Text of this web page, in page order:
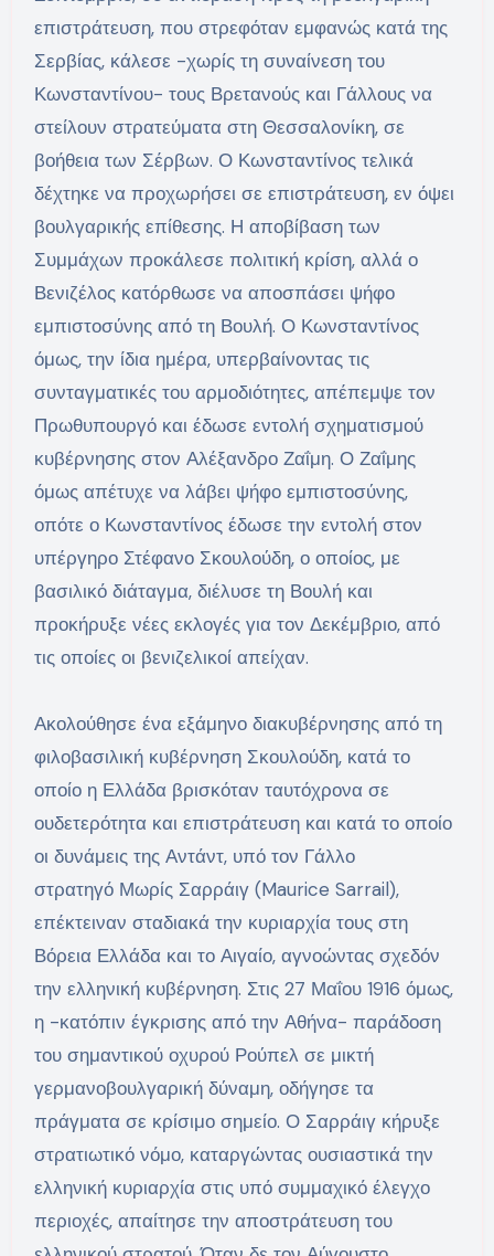
επιστράτευση, που στρεφόταν εμφανώς κατά της
Σερβίας, κάλεσε -χωρίς τη συναίνεση του
Κωνσταντίνου- τους Βρετανούς και Γάλλους να
στείλουν στρατεύματα στη Θεσσαλονίκη, σε
βοήθεια των Σέρβων. Ο Κωνσταντίνος τελικά
δέχτηκε να προχωρήσει σε επιστράτευση, εν όψει
βουλγαρικής επίθεσης. Η αποβίβαση των
Συμμάχων προκάλεσε πολιτική κρίση, αλλά ο
Βενιζέλος κατόρθωσε να αποσπάσει ψήφο
εμπιστοσύνης από τη Βουλή. Ο Κωνσταντίνος
όμως, την ίδια ημέρα, υπερβαίνοντας τις
συνταγματικές του αρμοδιότητες, απέπεμψε τον
Πρωθυπουργό και έδωσε εντολή σχηματισμού
κυβέρνησης στον Αλέξανδρο Ζαΐμη. Ο Ζαΐμης
όμως απέτυχε να λάβει ψήφο εμπιστοσύνης,
οπότε ο Κωνσταντίνος έδωσε την εντολή στον
υπέργηρο Στέφανο Σκουλούδη, ο οποίος, με
βασιλικό διάταγμα, διέλυσε τη Βουλή και
προκήρυξε νέες εκλογές για τον Δεκέμβριο, από
τις οποίες οι βενιζελικοί απείχαν.
Ακολούθησε ένα εξάμηνο διακυβέρνησης από τη
φιλοβασιλική κυβέρνηση Σκουλούδη, κατά το
οποίο η Ελλάδα βρισκόταν ταυτόχρονα σε
ουδετερότητα και επιστράτευση και κατά το οποίο
οι δυνάμεις της Αντάντ, υπό τον Γάλλο
στρατηγό Μωρίς Σαρράιγ (Maurice Sarrail),
επέκτειναν σταδιακά την κυριαρχία τους στη
Βόρεια Ελλάδα και το Αιγαίο, αγνοώντας σχεδόν
την ελληνική κυβέρνηση. Στις 27 Μαΐου 1916 όμως,
η -κατόπιν έγκρισης από την Αθήνα- παράδοση
του σημαντικού οχυρού Ρούπελ σε μικτή
γερμανοβουλγαρική δύναμη, οδήγησε τα
πράγματα σε κρίσιμο σημείο. Ο Σαρράιγ κήρυξε
στρατιωτικό νόμο, καταργώντας ουσιαστικά την
ελληνική κυριαρχία στις υπό συμμαχικό έλεγχο
περιοχές, απαίτησε την αποστράτευση του